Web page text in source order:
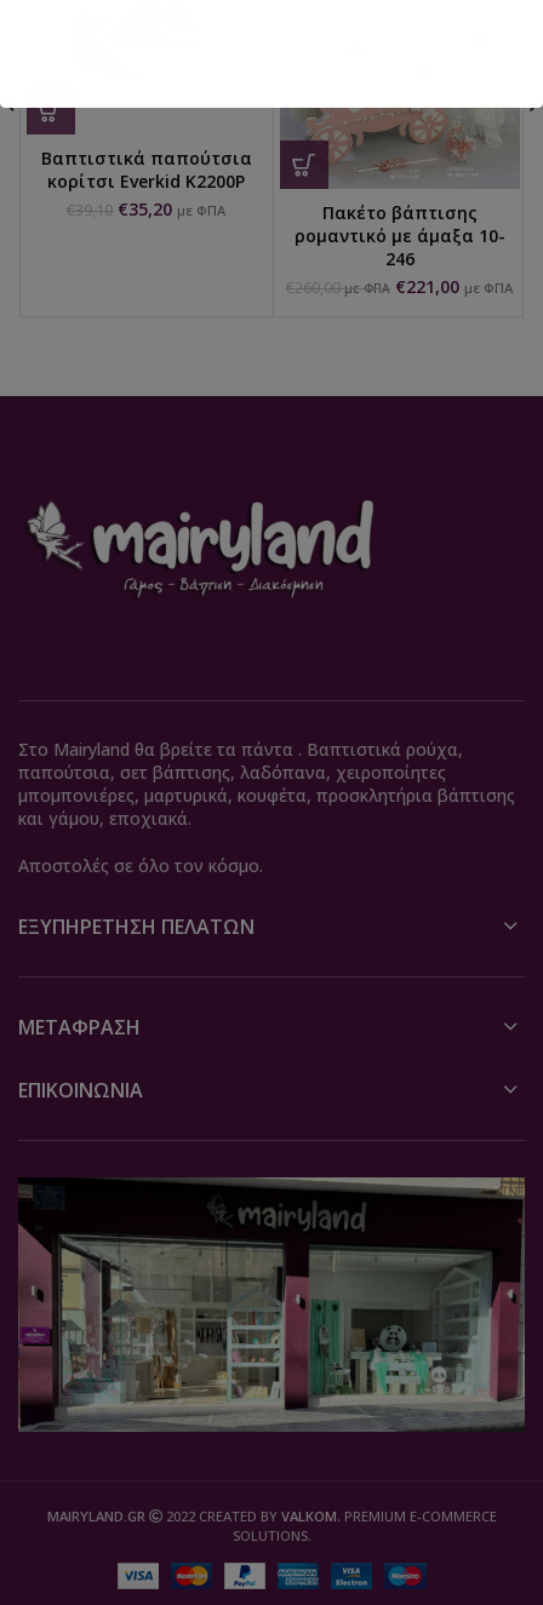
Βαπτιστικά παπούτσια
κορίτσι Everkid K2200Ρ
€39,10 €35,20 με ΦΠΑ
Πακέτο βάπτισης
ρομαντικό με άμαξα 10-
246
€260,00 με ΦΠΑ €221,00 με ΦΠΑ
Στο Mairyland θα βρείτε τα πάντα . Βαπτιστικά ρούχα,
παπούτσια, σετ βάπτισης, λαδόπανα, χειροποίητες
μπομπονιέρες, μαρτυρικά, κουφέτα, προσκλητήρια βάπτισης
και γάμου, εποχιακά.
Αποστολές σε όλο τον κόσμο.
ΕΞΥΠΗΡΈΤΗΣΗ ΠΕΛΑΤΏΝ
ΜΕΤΆΦΡΑΣΗ
ΕΠΙΚΟΙΝΩΝΙΑ
MAIRYLAND.GR 2022 CREATED BY VALKOM. PREMIUM E-COMMERCE
SOLUTIONS.